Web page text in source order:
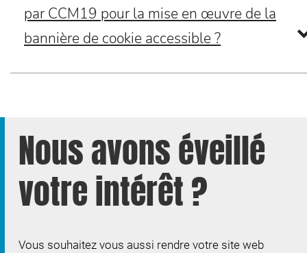
par CCM19 pour la mise en œuvre de la
bannière de cookie accessible ?
Nous avons éveillé
votre intérêt ?
Vous souhaitez vous aussi rendre votre site web